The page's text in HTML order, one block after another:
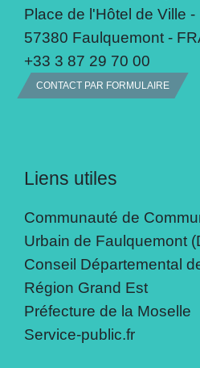
Place de l'Hôtel de Ville -
57380 Faulquemont -
+33 3 87 29 70 00
CONTACT PAR FORMULAIRE
Liens utiles
Communauté de
Urbain de Faulquemont
Conseil Départemental
Région Grand Est
Préfecture de la Moselle
Service-public.fr